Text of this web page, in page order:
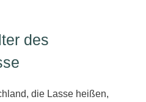
des
die Lasse heißen,